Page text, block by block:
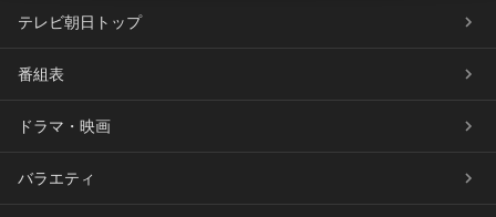
テレビ朝日トップ
番組表
ドラマ・映画
バラエティ